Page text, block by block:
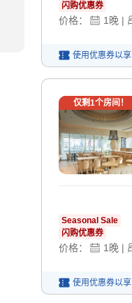
闪购优惠券
价格： 1 晚 |
使用优惠券以享
仅剩1个房间！
Seasonal Sale
闪购优惠券
价格： 1 晚 |
使用优惠券以享